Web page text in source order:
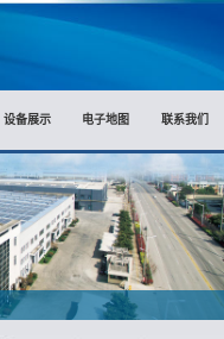
设备展示 电子地图 联系我们